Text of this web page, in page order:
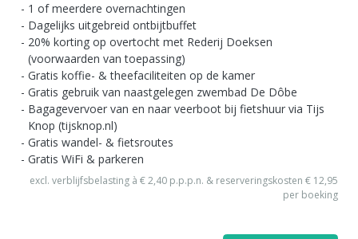
1 of meerdere overnachtingen
Dagelijks uitgebreid ontbijtbuffet
20% korting op overtocht met Rederij Doeksen
(voorwaarden van toepassing)
Gratis koffie- & theefaciliteiten op de kamer
Gratis gebruik van naastgelegen zwembad De Dôbe
Bagagevervoer van en naar veerboot bij fietshuur via Tijs
Knop (tijsknop.nl)
Gratis wandel- & fietsroutes
Gratis WiFi & parkeren
excl. verblijfsbelasting à € 2,40 p.p.p.n. & reserveringskosten € 12,95
per boeking